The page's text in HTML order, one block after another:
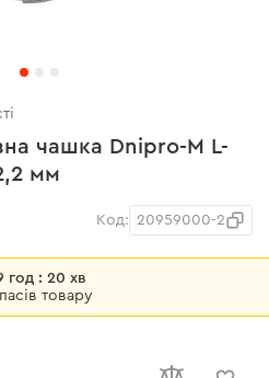
чашка Dnipro-M L-
мм
Код: 20959000-2
год : 20 хв
товару